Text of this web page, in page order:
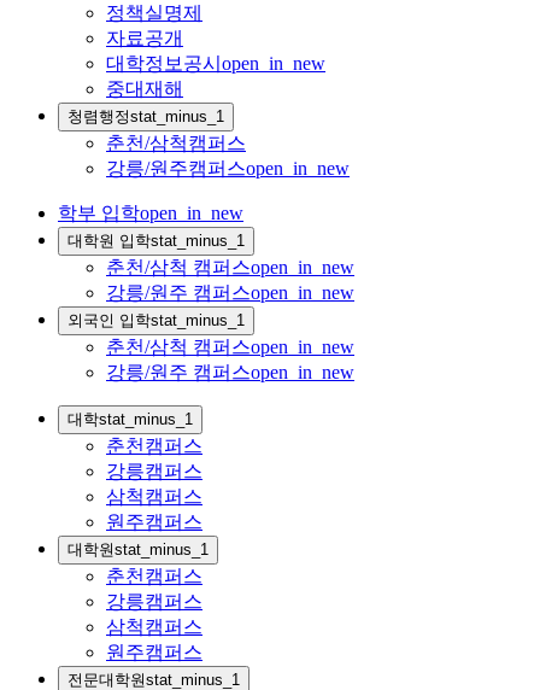
정책실명제
자료공개
대학정보공시 open_in_new
중대재해
청렴행정stat_minus_1
춘천/삼척캠퍼스
강릉/원주캠퍼스open_in_new
학부 입학open_in_new
대학원 입학stat_minus_1
춘천/삼척 캠퍼스open_in_new
강릉/원주 캠퍼스open_in_new
외국인 입학stat_minus_1
춘천/삼척 캠퍼스open_in_new
강릉/원주 캠퍼스open_in_new
대학stat_minus_1
춘천캠퍼스
강릉캠퍼스
삼척캠퍼스
원주캠퍼스
대학원stat_minus_1
춘천캠퍼스
강릉캠퍼스
삼척캠퍼스
원주캠퍼스
전문대학원stat_minus_1